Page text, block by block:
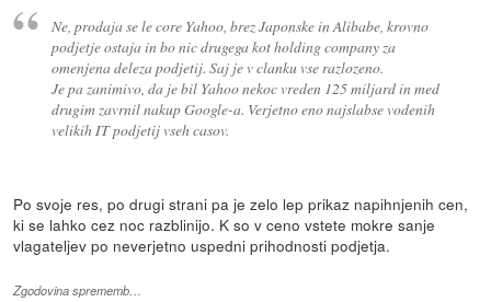
Ne, prodaja se le core Yahoo, brez Japonske in Alibabe, krovno
podjetje ostaja in bo nic drugega kot holding company za
omenjena deleza podjetij. Saj je v clanku vse razlozeno.
Je pa zanimivo, da je bil Yahoo nekoc vreden 125 miljard in med
drugim zavrnil nakup Google-a. Verjetno eno najslabse vodenih
velikih IT podjetij vseh casov.
Po svoje res, po drugi strani pa je zelo lep prikaz napihnjenih cen,
ki se lahko cez noc razblinijo. K so v ceno vstete mokre sanje
vlagateljev po neverjetno uspedni prihodnosti podjetja.
Zgodovina sprememb…